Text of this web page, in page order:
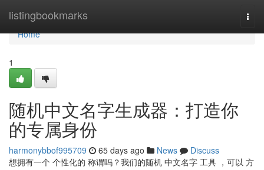
listingbookmarks
Home
Home
1
随机中文名字生成器：打造你
的专属身份
harmonybbof995709 65 days ago News
Discuss
想拥有一个 个性化的 称谓吗？我们的随机 中文名字 工具 ，可以 方